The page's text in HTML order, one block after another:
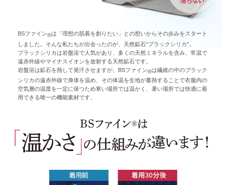
BSファイン®は「理想の肌着を創りたい」との想いからその歩みをスタート
しました。そんな私たちが出会ったのが、天然鉱石“ブラックシリカ”。
ブラックシリカは岩盤浴で人気があり、多くの天然ミネラルを含み、常温で
遠赤外線やマイナスイオンを放射する天然鉱石です。
岩盤浴は鉱石を熱して発汗させますが、BSファイン®は繊維の中のブラック
シリカの遠赤外線で身体を温め、その体温を生地が蓄熱することで衣服内の
空気層の温度を一定に保つため寒い場所では温かく、暑い場所では快適に着
用できる唯一の機能素材です。